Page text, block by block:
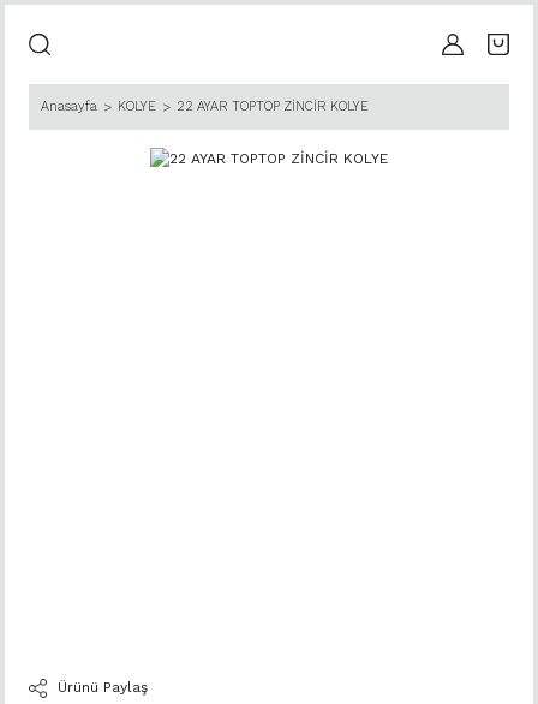
Anasayfa KOLYE 22 AYAR TOPTOP ZİNCİR KOLYE
Ürünü Paylaş